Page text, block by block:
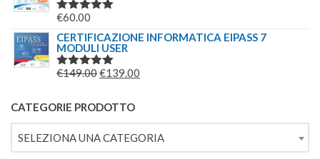
VALUTATO
€60.00
CERTIFICAZIONE INFORMATICA EIPASS 7
MODULI USER
VALUTATO
€149.00IL
ORIGINALE
ERA:
€149.00.
€139.00
È:
€139.00.
CATEGORIE PRODOTTO
SELEZIONA UNA CATEGORIA